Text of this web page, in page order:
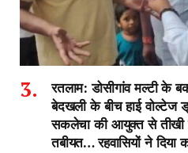
रतलाम: डोसीगांव मल्टी के
बेदखली के बीच हाई वोल्टेज
सकलेचा की आयुक्त से तीखी
तबीयत… रहवासियों ने दिया